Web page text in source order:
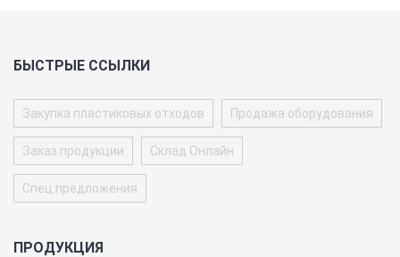
БЫСТРЫЕ ССЫЛКИ
Закупка пластиковых отходов Продажа оборудования
Заказ продукции Склад Онлайн
Спец.предложения
ПРОДУКЦИЯ